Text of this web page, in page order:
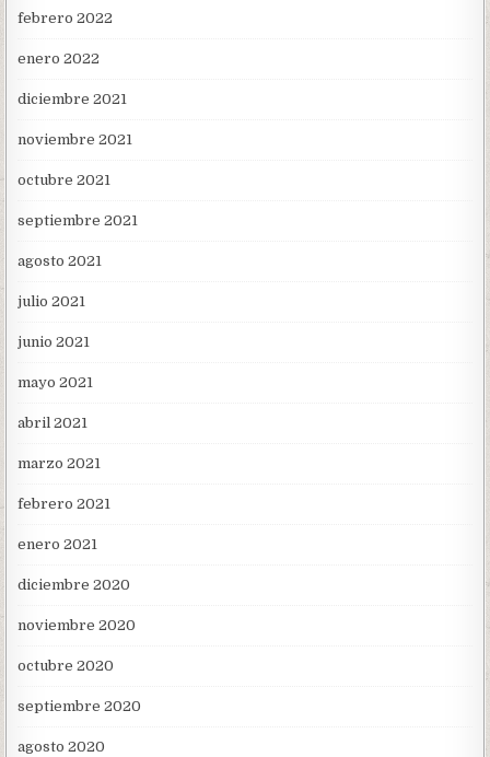
febrero 2022
enero 2022
diciembre 2021
noviembre 2021
octubre 2021
septiembre 2021
agosto 2021
julio 2021
junio 2021
mayo 2021
abril 2021
marzo 2021
febrero 2021
enero 2021
diciembre 2020
noviembre 2020
octubre 2020
septiembre 2020
agosto 2020